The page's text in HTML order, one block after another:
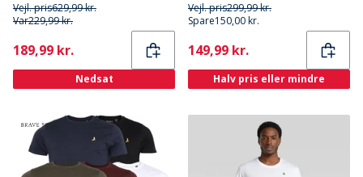
Vejl. pris629,99 kr.
Var229,99 kr.
Current
189,99 kr.
Nedsat
Vejl. pris299,99 kr.
Spare150,00 kr.
Current
149,99 kr.
Halv pris eller mindre